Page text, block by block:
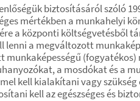
biztosításáról szóló
mértékben a munkahelyi
a központi költségvetésből
a megváltozott
munkaképességű
a mosdókat és a
kell kialakítani vagy
kell az egészséges és